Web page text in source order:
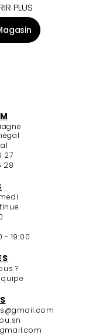
PLUS
27
28
- 19:00
?